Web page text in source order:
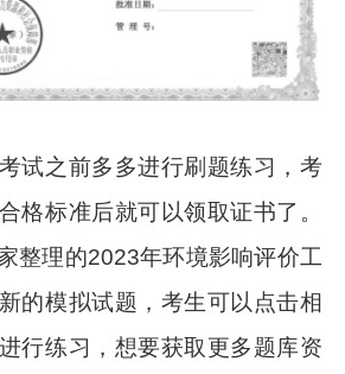
试之前多多进行刷题练习，考
格标准后就可以领取证书了。
整理的2023年环境影响评价工
的模拟试题，考生可以点击相
行练习，想要获取更多题库资